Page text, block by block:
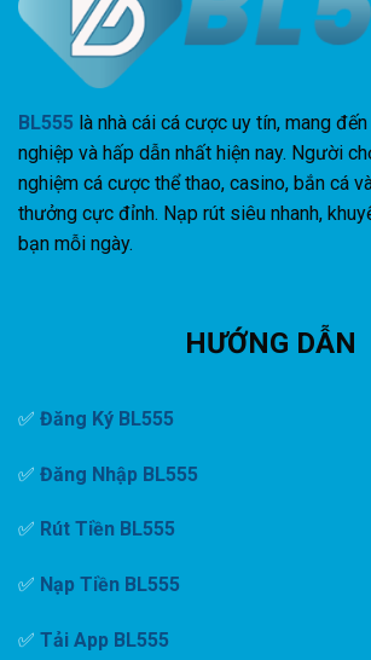
BL555 là nhà cái cá cược uy tín, mang
nghiệp và hấp dẫn nhất hiện nay. Người
nghiệm cá cược thể thao, casino, bắn cá
thưởng cực đỉnh. Nạp rút siêu nhanh,
bạn mỗi ngày.
HƯỚNG DẪN
✅ Đăng Ký BL555
✅ Đăng Nhập BL555
✅ Rút Tiền BL555
✅ Nạp Tiền BL555
✅ Tải App BL555